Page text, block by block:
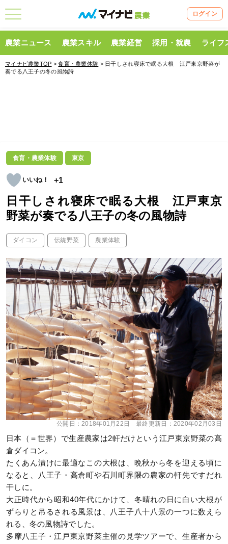
ログイン
農業ニュース 農業スキル 農業経営 採用・就農 ライフ
マイナビ農業TOP >食育・農業体験 > 日干しされ寝床で眠る大根 江戸東京野菜が
奏でる八王子の冬の風物詩
食育・農業体験 東京
+1
日干しされ寝床で眠る大根 江戸東京
野菜が奏でる八王子の冬の風物詩
ダイコン 伝統野菜 農業体験
公開日：2018年01月22日 最終更新日： 2020年02月03日
日本（＝世界）で生産農家は2軒だけという江戸東京野菜の高
倉ダイコン。
たくあん漬けに最適なこの大根は、晩秋から冬を迎える頃に
なると、八王子・高倉町や石川町界隈の農家の軒先ですだれ
干しに。
大正時代から昭和40年代にかけて、冬晴れの日に白い大根が
ずらりと吊るされる風景は、八王子八十八景の一つに数えら
れる、冬の風物詩でした。
多摩八王子・江戸東京野菜主催の見学ツアーで、生産者から